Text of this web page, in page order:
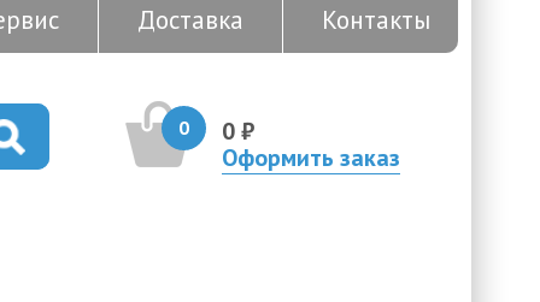
Доставка Контакты
0
0 ₽
Оформить заказ